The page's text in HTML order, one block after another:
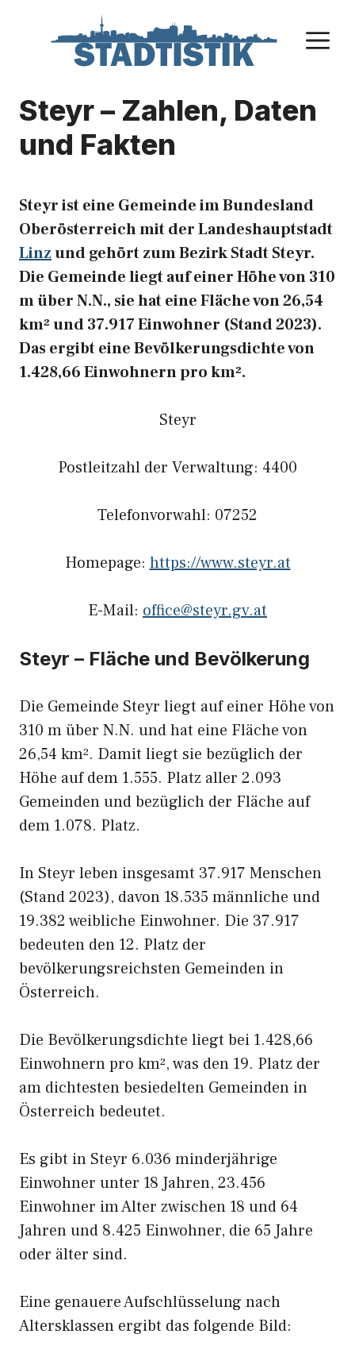
Steyr – Zahlen, Daten
und Fakten
Steyr ist eine Gemeinde im Bundesland
Oberösterreich mit der Landeshauptstadt
Linzund gehört zum Bezirk Stadt Steyr.
Die Gemeinde liegt auf einer Höhe von 310
m über N.N., sie hat eine Fläche von 26,54
km² und 37.917 Einwohner (Stand 2023).
Das ergibt eine Bevölkerungsdichte von
1.428,66 Einwohnern pro km².
Steyr
Postleitzahl der Verwaltung: 4400
Telefonvorwahl: 07252
Homepage: https://www.steyr.at
E-Mail: office@steyr.gv.at
Steyr – Fläche und Bevölkerung
Die Gemeinde Steyr liegt auf einer Höhe von
310 m über N.N. und hat eine Fläche von
26,54 km². Damit liegt sie bezüglich der
Höhe auf dem 1.555. Platz aller 2.093
Gemeinden und bezüglich der Fläche auf
dem 1.078. Platz.
In Steyr leben insgesamt 37.917 Menschen
(Stand 2023), davon 18.535 männliche und
19.382 weibliche Einwohner. Die 37.917
bedeuten den 12. Platz der
bevölkerungsreichsten Gemeinden in
Österreich.
Die Bevölkerungsdichte liegt bei 1.428,66
Einwohnern pro km², was den 19. Platz der
am dichtesten besiedelten Gemeinden in
Österreich bedeutet.
Es gibt in Steyr 6.036 minderjährige
Einwohner unter 18 Jahren, 23.456
Einwohner im Alter zwischen 18 und 64
Jahren und 8.425 Einwohner, die 65 Jahre
oder älter sind.
Eine genauere Aufschlüsselung nach
Altersklassen ergibt das folgende Bild: